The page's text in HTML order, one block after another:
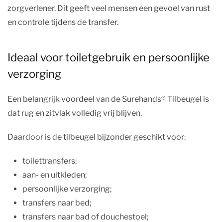
zorgverlener. Dit geeft veel mensen een gevoel van rust
en controle tijdens de transfer.
Ideaal voor toiletgebruik en persoonlijke
verzorging
Een belangrijk voordeel van de Surehands® Tilbeugel is
dat rug en zitvlak volledig vrij blijven.
Daardoor is de tilbeugel bijzonder geschikt voor:
toilettransfers;
aan- en uitkleden;
persoonlijke verzorging;
transfers naar bed;
transfers naar bad of douchestoel;